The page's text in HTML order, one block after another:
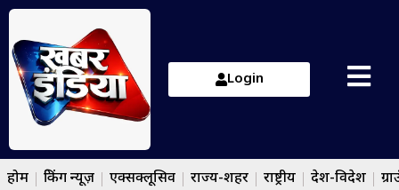
Login
होम ब्रेकिंग न्यूज़ एक्सक्लूसिव राज्य-शहर राष्ट्रीय देश-विदेश